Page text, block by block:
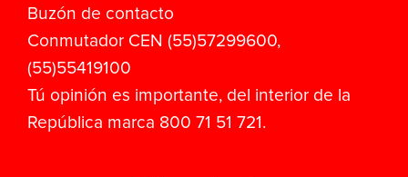
Buzón de contacto
Conmutador CEN (55)57299600,
(55)55419100
Tú opinión es importante, del interior de la
República marca 800 71 51 721.